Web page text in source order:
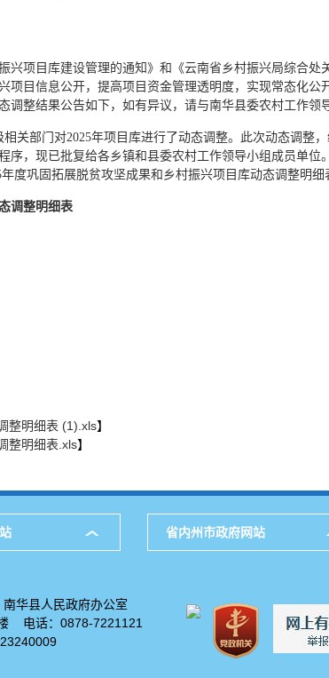
项目库建设管理的通知》和《云南省乡村振兴局综合处
目信息公开，提高项目资金管理透明度，实现常态化公
整结果公告如下，如有异议，请与南华县委农村工作领
关部门对2025年项目库进行了动态调整。此次动态调整
，现已批复给各乡镇和县委农村工作领导小组成员单位
度巩固拓展脱贫攻坚成果和乡村振兴项目库动态调整明细
调整明细表
整明细表 (1).xls】
整明细表.xls】
省内州市政府网站
华县人民政府办公室
7楼 电话：0878-7221121